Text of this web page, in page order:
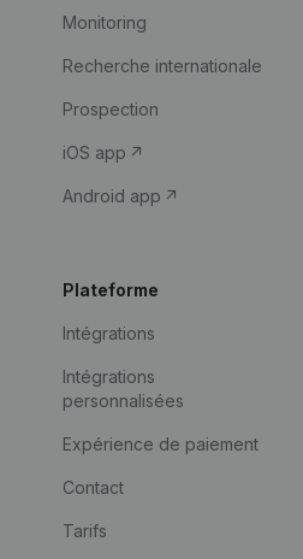
Monitoring
Recherche internationale
Prospection
iOS app
Android app
Plateforme
Intégrations
Intégrations
personnalisées
Expérience de paiement
Contact
Tarifs